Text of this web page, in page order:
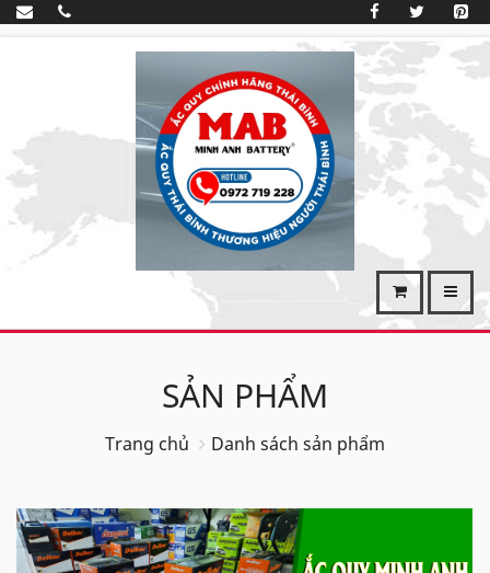
SẢN PHẨM
Trang chủ Danh sách sản phẩm